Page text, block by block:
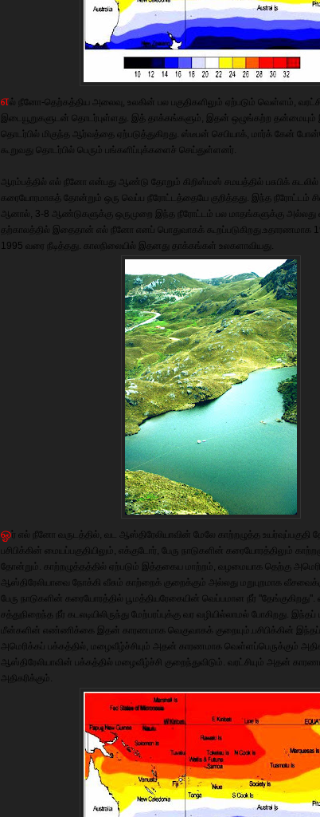
எல் நீனோ-தெற்கத்திய அலைவு, உலகின் பல பகுதிகளிலும் ஏற்படும் வெள்ளம்,
இடையூறுகளுடன் தொடர்புள்ளது. இத் தாக்கங்களும், இதன் ஒழுங்கற்ற தன்மையும்
தொடர்பில் மிகுந்த ஆர்வத்தை ஏற்படுத்துகிறது. ஸ்டீபன் செபியாக், மார்க் கேன்
கூறுவது தொடர்பில் பெரும் பங்களிப்புக்களைச் செய்துள்ளனர்.
ஆரம்பத்தில் எல் நீனோ என்பது ஆண்டு தோறும் கிறிஸ்மஸ் சமயத்தில் பசுபிக் கடலில்
கரையோரமாகத் தோன்றும் ஒரு வெப்ப நீரோட்டத்தையே குறித்தது. இந்த நீரோட்டம்
ஆனால், 3-8 ஆண்டுகளுக்கு ஒருமுறை இந்த நீரோட்டம் பல மாதங்களுக்கு அல்லது
தற்காலத்தில் இதைதான் எல் நீனோ எனப் பொதுவாகக் கூறப்படுகிறது.உதாரணமாக
1995 வரை நீடித்தது. காலநிலையில் இதனது தாக்கங்கள் உலகளாவியது.
ஓர் எல் நீனோ வருடத்தில், வட ஆஸ்திரேலியாவின் மேலே காற்றழுத்த
பசிபிக்கின் மையப்பகுதியிலும், எக்குடோர், பேரு நாடுகளின் கரையோரத்திலும்
தோன்றும். காற்றழுத்தத்தில் ஏற்படும் இத்தகைய மாற்றம், வழமையாக தெற்கு
ஆஸ்திரேலியாவை நோக்கி வீசும் காற்றைக் குறைக்கும் அல்லது மறுபுறமாக
பேரு நாடுகளின் கரையோரத்தில் பூமத்தியரேகையின் வெப்பமான நீர்
சத்துநிறைந்த நீர் கடலடியிலிருந்து மேற்பரப்புக்கு வர வழியில்லாமல் போகிறது. இந்தப்
மீன்களின் எண்ணிக்கை இதன் காரணமாக வெகுவாகக் குறையும்.பசிபிக்கின் இந்தப்
அமெரிக்கப் பக்கத்தில், மழைவீழ்ச்சியும் அதன் காரணமாக வெள்ளப்பெருக்கும்
ஆஸ்திரேலியாவின் பக்கத்தில் மழைவீழ்ச்சி குறைந்துவிடும். வரட்சியும் அதன்
அதிகரிக்கும்.